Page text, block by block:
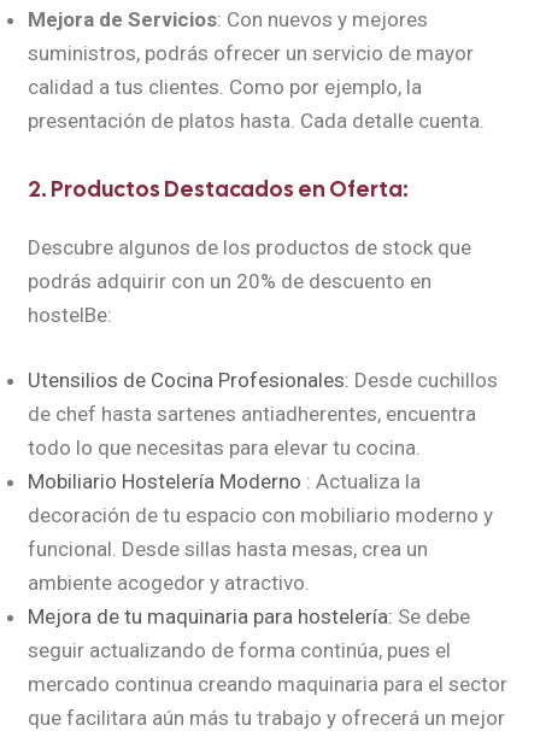
Mejora de Servicios: Con nuevos y mejores
suministros, podrás ofrecer un servicio de mayor
calidad a tus clientes. Como por ejemplo, la
presentación de platos hasta. Cada detalle cuenta.
2. Productos Destacados en Oferta:
Descubre algunos de los productos de stock que
podrás adquirir con un 20% de descuento en
hostelBe:
Utensilios de Cocina Profesionales: Desde cuchillos
de chef hasta sartenes antiadherentes, encuentra
todo lo que necesitas para elevar tu cocina.
Mobiliario Hostelería Moderno : Actualiza la
decoración de tu espacio con mobiliario moderno y
funcional. Desde sillas hasta mesas, crea un
ambiente acogedor y atractivo.
Mejora de tu maquinaria para hostelería: Se debe
seguir actualizando de forma continúa, pues el
mercado continua creando maquinaria para el sector
que facilitara aún más tu trabajo y ofrecerá un mejor